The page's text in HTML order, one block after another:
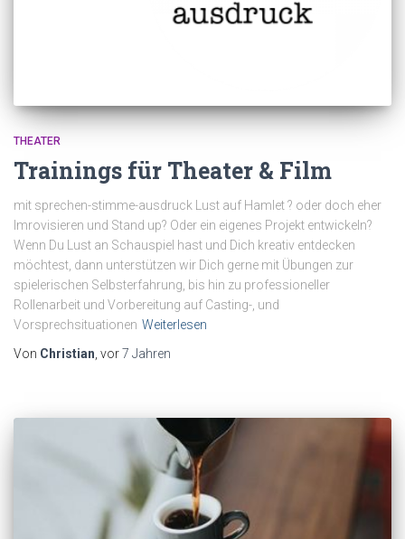
THEATER
Trainings für Theater & Film
mit sprechen-stimme-ausdruck Lust auf Hamlet ? oder doch eher
Imrovisieren und Stand up? Oder ein eigenes Projekt entwickeln?
Wenn Du Lust an Schauspiel hast und Dich kreativ entdecken
möchtest, dann unterstützen wir Dich gerne mit Übungen zur
spielerischen Selbsterfahrung, bis hin zu professioneller
Rollenarbeit und Vorbereitung auf Casting-, und
Vorsprechsituationen Weiterlesen
Von Christian , vor7 Jahren